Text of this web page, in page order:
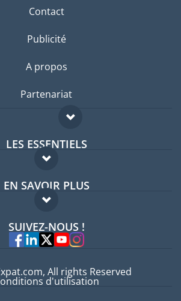
Contact
Publicité
A propos
Partenariat
LES ESSENTIELS
Forum expatriés
Guides pays
EN SAVOIR PLUS
FAQ
Experts
SUIVEZ-NOUS !
All rights Reserved
d'utilisation